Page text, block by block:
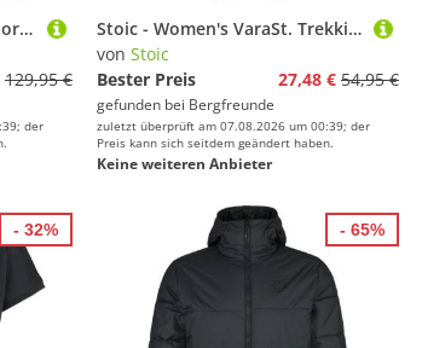
Stoic - MountainWool120 StorboSt. Jacket - Kunstfaserjacke Gr 3XL schwarz
129,95 €
der
Stoic - Women's VaraSt. Trekking Tights - Leggings Gr 3XL schwarz
von Stoic
Bester Preis
27,48 € 54,95 €
gefunden bei Bergfreunde
zuletzt überprüft am 07.08.2026 um 00:39; der
Preis kann sich seitdem geändert haben.
Keine weiteren Anbieter
- 32% - 65%